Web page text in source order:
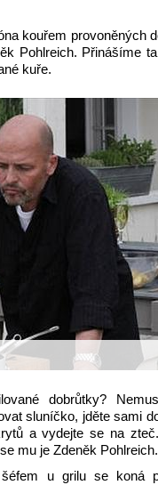
kouřem provoněných
Pohlreich. Přinášíme
kuře.
dobrůtky?
sluníčko, jděte sami
a vydejte se na
mu je Zdeněk Pohlreich.
u grilu se koná